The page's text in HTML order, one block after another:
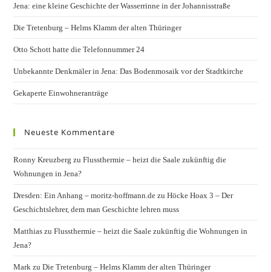
Jena: eine kleine Geschichte der Wasserrinne in der Johannisstraße
Die Tretenburg – Helms Klamm der alten Thüringer
Otto Schott hatte die Telefonnummer 24
Unbekannte Denkmäler in Jena: Das Bodenmosaik vor der Stadtkirche
Gekaperte Einwohneranträge
Neueste Kommentare
Ronny Kreuzberg zuFlussthermie – heizt die Saale zukünftig die
Wohnungen in Jena?
Dresden: Ein Anhang – moritz-hoffmann.de zuHöcke Hoax 3 – Der
Geschichtslehrer, dem man Geschichte lehren muss
Matthias zuFlussthermie – heizt die Saale zukünftig die Wohnungen in
Jena?
Mark zuDie Tretenburg – Helms Klamm der alten Thüringer